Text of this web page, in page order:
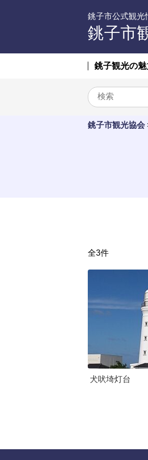
銚子市公式観光
銚子市
銚子観光の魅
銚子市観光協会
全3件
犬吠埼灯台